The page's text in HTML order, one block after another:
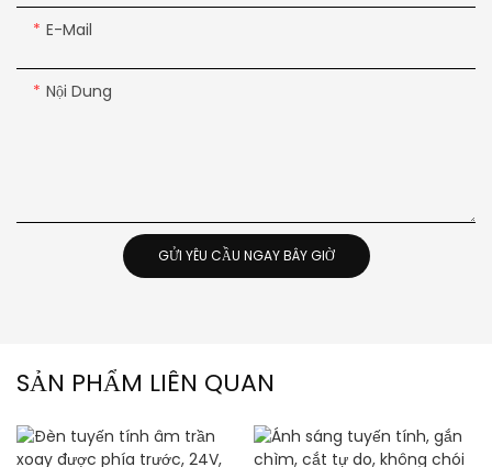
E-Mail
Nội Dung
GỬI YÊU CẦU NGAY BÂY GIỜ
SẢN PHẨM LIÊN QUAN